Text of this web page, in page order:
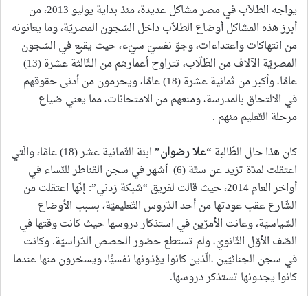
يواجه الطلاّب في مصر مشاكل عديدة، منذ بداية يوليو 2013، من
أبرز هذه المشاكل أوضاع الطلاّب داخل السّجون المصريّة، وما يعانونه
من انتهاكات واعتداءات، وجوّ نفسيّ سيّء، حيث يقبع في السّجون
المصريّة الآلاف من الطّلّاب، تتراوح أعمارهم من الـثّالثة عشرة (13)
عامًا، وأكبر من ثمانية عشرة (18) عامًا، ويحرمون من أدنى حقوقهم
في الالتحاق بالمدرسة، ومنعهم من الامتحانات، مما يعني ضياع
مرحلة التّعليم منهم .
كان هذا حال الطّالبة “علا رضوان”
ابنة الثّمـانية عشر (18) عامًا، والّتي
اعتقلت لمدّة تزيد عن ستّة (6) أشهر في سجن القناطر للنّساء في
أواخر العام 2014، حيث قالت لفريق “شبكة زدني”: إنّها اعتقلت من
الشّارع عقب عودتها من أحد الدّروس التّعليميّة، بسبب الأوضاع
السّياسيّة، وعانت الأمرّين في استذكار دروسها حيث كانت وقتها في
الصّف الأوّل الثّانويّ، ولم تستطع حضور الحصص الدّراسيّة. وكانت
في سجن الجنائيّين ،الّذين كانوا يؤذونها نفسيًّا، ويسخرون منها عندما
كانوا يجدونها تستذكر دروسها.